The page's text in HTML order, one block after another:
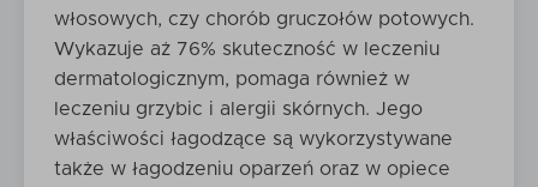
włosowych, czy chorób gruczołów potowych.
Wykazuje aż 76% skuteczność w leczeniu
dermatologicznym, pomaga również w
leczeniu grzybic i alergii skórnych. Jego
właściwości łagodzące są wykorzystywane
także w łagodzeniu oparzeń oraz w opiece